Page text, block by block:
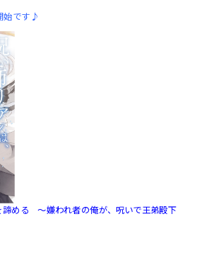
す
キス
す
始です♪
諦める ～嫌われ者の俺が、呪いで王弟殿下